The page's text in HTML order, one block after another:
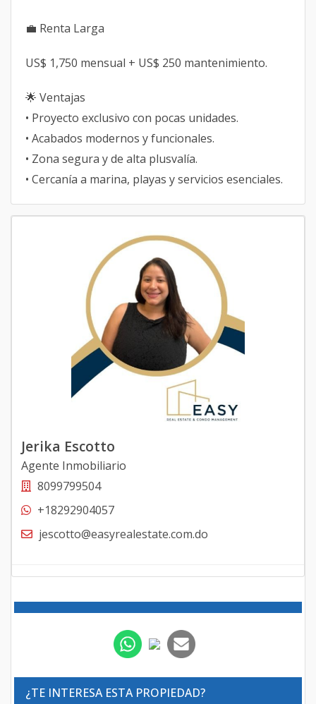
💼 Renta Larga
US$ 1,750 mensual + US$ 250 mantenimiento.
🌟 Ventajas
• Proyecto exclusivo con pocas unidades.
• Acabados modernos y funcionales.
• Zona segura y de alta plusvalía.
• Cercanía a marina, playas y servicios esenciales.
Jerika Escotto
Agente Inmobiliario
8099799504
+18292904057
jescotto@easyrealestate.com.do
¿TE INTERESA ESTA PROPIEDAD?